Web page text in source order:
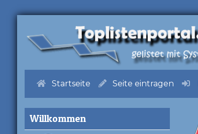
Startseite Seite eintragen
Willkommen